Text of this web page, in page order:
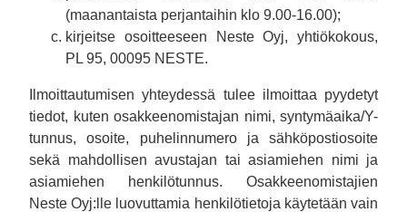
(maanantaista perjantaihin klo 9.00-16.00);
kirjeitse osoitteeseen Neste Oyj, yhtiökokous,
PL 95, 00095 NESTE.
Ilmoittautumisen yhteydessä tulee ilmoittaa pyydetyt
tiedot, kuten osakkeenomistajan nimi, syntymäaika/Y-
tunnus, osoite, puhelinnumero ja sähköpostiosoite
sekä mahdollisen avustajan tai asiamiehen nimi ja
asiamiehen henkilötunnus. Osakkeenomistajien
Neste Oyj:lle luovuttamia henkilötietoja käytetään vain